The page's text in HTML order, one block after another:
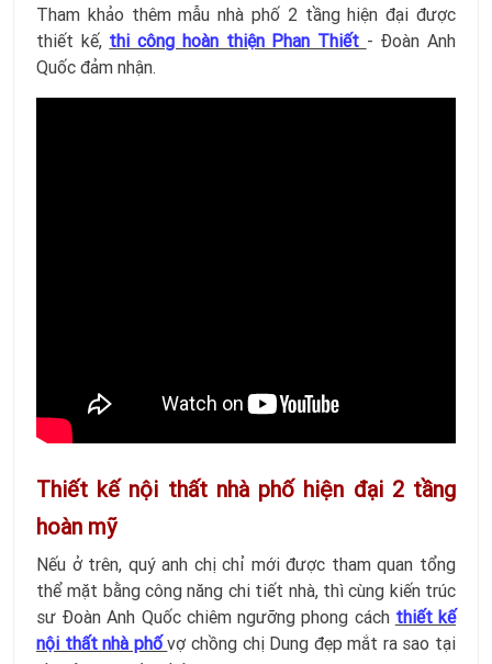
Tham khảo thêm mẫu nhà phố 2 tầng hiện đại được
thiết kế, thi công hoàn thiện Phan Thiết - Đoàn Anh
Quốc đảm nhận.
Thiết kế nội thất nhà phố hiện đại 2 tầng
hoàn mỹ
Nếu ở trên, quý anh chị chỉ mới được tham quan tổng
thể mặt bằng công năng chi tiết nhà, thì cùng kiến trúc
sư Đoàn Anh Quốc chiêm ngưỡng phong cách thiết kế
nội thất nhà phốvợ chồng chị Dung đẹp mắt ra sao tại